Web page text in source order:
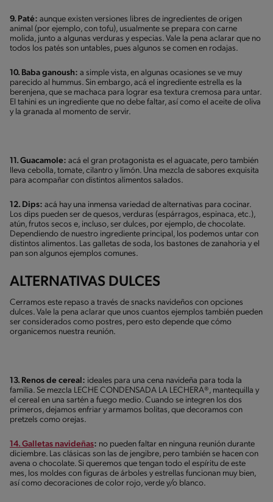
9. Paté: aunque existen versiones libres de ingredientes de origen
animal (por ejemplo, con tofu), usualmente se prepara con carne
molida, junto a algunas verduras y especias. Vale la pena aclarar que no
todos los patés son untables, pues algunos se comen en rodajas.
10. Baba ganoush: a simple vista, en algunas ocasiones se ve muy
parecido al hummus. Sin embargo, acá el ingrediente estrella es la
berenjena, que se machaca para lograr esa textura cremosa para untar.
El tahini es un ingrediente que no debe faltar, así como el aceite de oliva
y la granada al momento de servir.
11. Guacamole: acá el gran protagonista es el aguacate, pero también
lleva cebolla, tomate, cilantro y limón. Una mezcla de sabores exquisita
para acompañar con distintos alimentos salados.
12. Dips: acá hay una inmensa variedad de alternativas para cocinar.
Los dips pueden ser de quesos, verduras (espárragos, espinaca, etc.),
atún, frutos secos e, incluso, ser dulces, por ejemplo, de chocolate.
Dependiendo de nuestro ingrediente principal, los podemos untar con
distintos alimentos. Las galletas de soda, los bastones de zanahoria y el
pan son algunos ejemplos comunes.
ALTERNATIVAS DULCES
Cerramos este repaso a través de snacks navideños con opciones
dulces. Vale la pena aclarar que unos cuantos ejemplos también pueden
ser considerados como postres, pero esto depende que cómo
organicemos nuestra reunión.
13. Renos de cereal: ideales para una cena navideña para toda la
familia. Se mezcla LECHE CONDENSADA LA LECHERA®, mantequilla y
el cereal en una sartén a fuego medio. Cuando se integren los dos
primeros, dejamos enfriar y armamos bolitas, que decoramos con
pretzels como orejas.
14. Galletas navideñas: no pueden faltar en ninguna reunión durante
diciembre. Las clásicas son las de jengibre, pero también se hacen con
avena o chocolate. Si queremos que tengan todo el espíritu de este
mes, los moldes con figuras de árboles y estrellas funcionan muy bien,
así como decoraciones de color rojo, verde y/o blanco.